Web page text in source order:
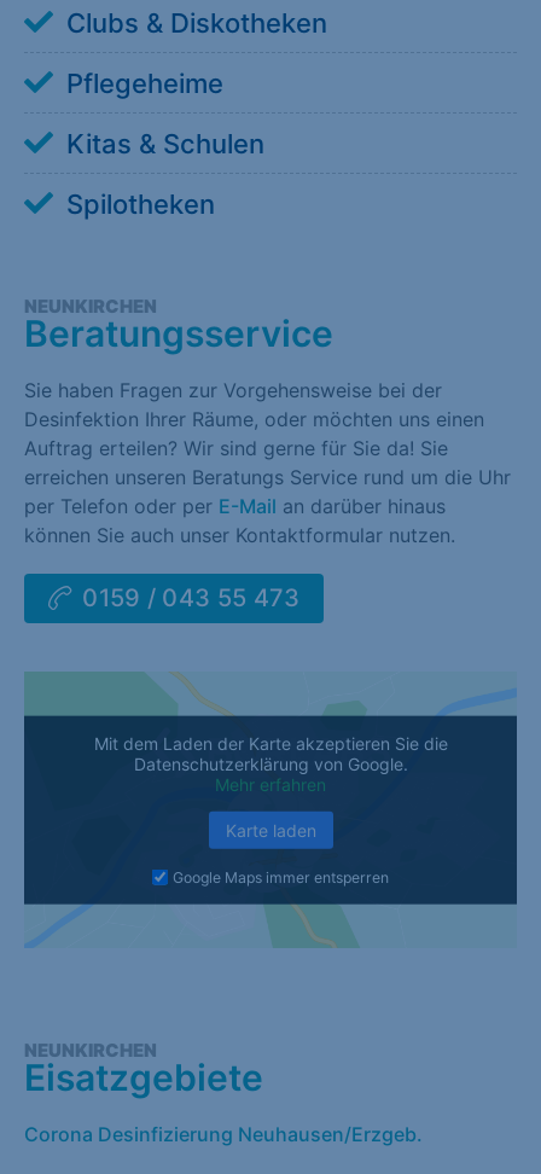
Clubs & Diskotheken
Pflegeheime
Kitas & Schulen
Spilotheken
NEUNKIRCHEN
Beratungsservice
Sie haben Fragen zur Vorgehensweise bei der
Desinfektion Ihrer Räume, oder möchten uns einen
Auftrag erteilen? Wir sind gerne für Sie da! Sie
erreichen unseren Beratungs Service rund um die Uhr
per Telefon oder per E-Mail an darüber hinaus
können Sie auch unser Kontaktformular nutzen.
0159 / 043 55 473
Mit dem Laden der Karte akzeptieren Sie die
Datenschutzerklärung von Google.
Mehr erfahren
Karte laden
Google Maps immer entsperren
NEUNKIRCHEN
Eisatzgebiete
Corona Desinfizierung Neuhausen/Erzgeb.